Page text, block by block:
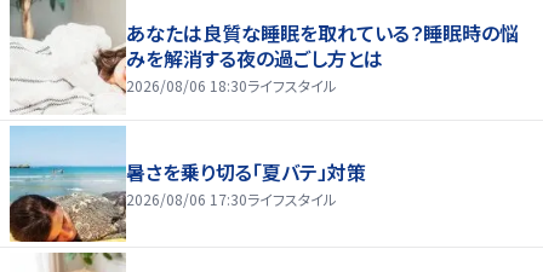
あなたは良質な睡眠を取れている？睡眠時の悩
みを解消する夜の過ごし方とは
2026/08/06 18:30ライフスタイル
暑さを乗り切る「夏バテ」対策
2026/08/06 17:30ライフスタイル